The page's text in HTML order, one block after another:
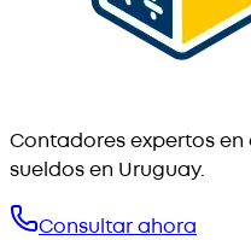
Contadores expertos
sueldos en Uruguay.
Consultar ahora